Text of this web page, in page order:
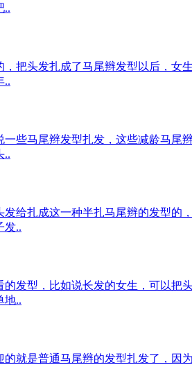
..
把头发扎成了马尾辫发型以后，
..
些马尾辫发型扎发，这些减龄马
..
给扎成这一种半扎马尾辫的发型
发..
发型，比如说长发的女生，可以
地..
就是普通马尾辫的发型扎发了，